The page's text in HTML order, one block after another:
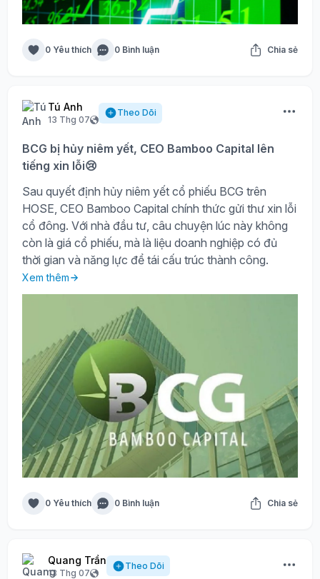
0 Yêu thích 0 Bình luận Chia sẻ
Tú Anh
13 Thg 07
Theo Dõi
BCG bị hủy niêm yết, CEO Bamboo Capital lên
tiếng xin lỗi😢
Sau quyết định hủy niêm yết cổ phiếu BCG trên
HOSE, CEO Bamboo Capital chính thức gửi thư xin lỗi
cổ đông. Với nhà đầu tư, câu chuyện lúc này không
còn là giá cổ phiếu, mà là liệu doanh nghiệp có đủ
thời gian và năng lực để tái cấu trúc thành công.
Xem thêm
0 Yêu thích 0 Bình luận Chia sẻ
Quang Trần
13 Thg 07
Theo Dõi